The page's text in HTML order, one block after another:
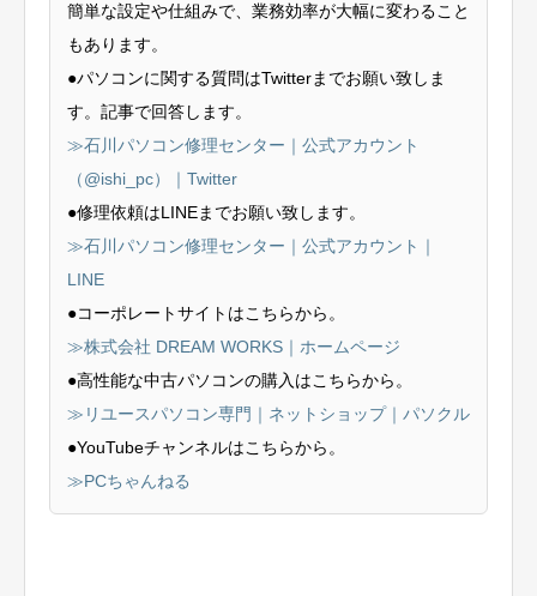
簡単な設定や仕組みで、業務効率が大幅に変わること
もあります。
●パソコンに関する質問はTwitterまでお願い致しま
す。記事で回答します。
≫石川パソコン修理センター｜公式アカウント
（@ishi_pc）｜Twitter
●修理依頼はLINEまでお願い致します。
≫石川パソコン修理センター｜公式アカウント｜
LINE
●コーポレートサイトはこちらから。
≫株式会社 DREAM WORKS｜ホームページ
●高性能な中古パソコンの購入はこちらから。
≫リユースパソコン専門｜ネットショップ｜パソクル
●YouTubeチャンネルはこちらから。
≫PCちゃんねる